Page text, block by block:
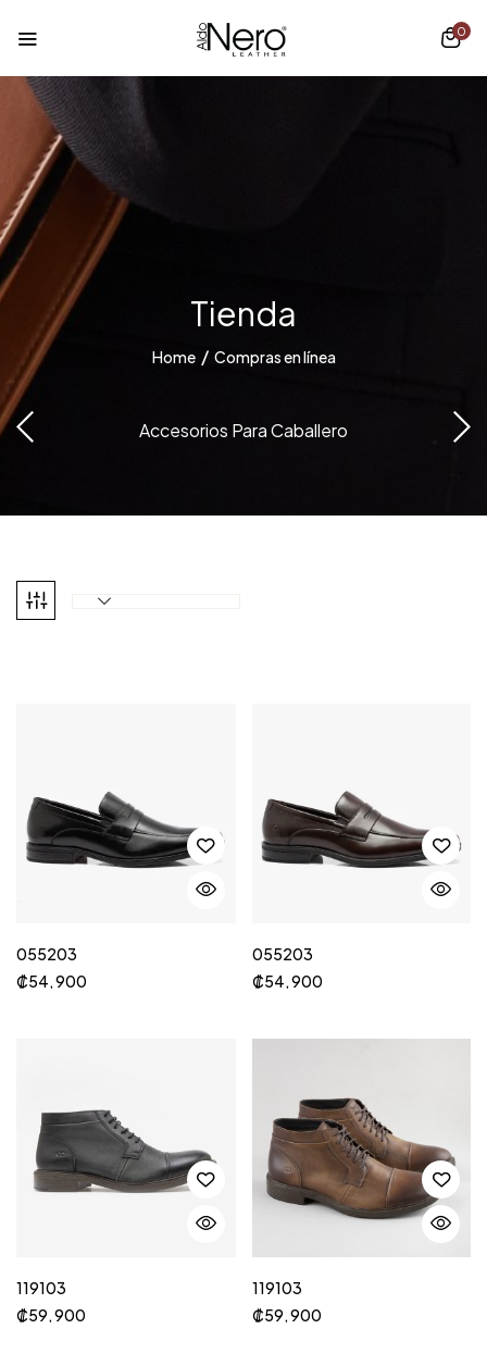
0
Tienda
Home Compras en línea
Accesorios Para Caballero
055203
₡54, 900
055203
₡54, 900
119103
₡59, 900
119103
₡59, 900